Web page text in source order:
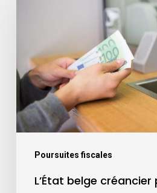
Poursuites fiscales
L’État belge créancier